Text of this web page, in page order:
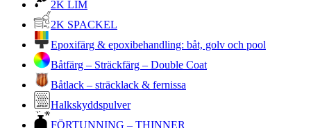
2K LIM
2K SPACKEL
Epoxifärg & epoxibehandling: båt, golv och pool
Båtfärg – Sträckfärg – Double Coat
Båtlack – sträcklack & fernissa
Halkskyddspulver
FÖRTUNNING – THINNER